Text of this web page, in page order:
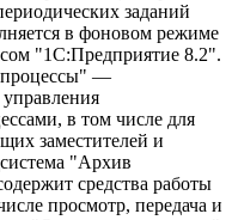
заданий
в фоновом режиме
"1С:Предприятие 8.2".
процессы" —
управления
в том числе для
заместителей и
"Архив
средства работы
просмотр, передача и